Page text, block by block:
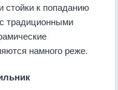
стойки к попаданию
традиционными
намного реже.